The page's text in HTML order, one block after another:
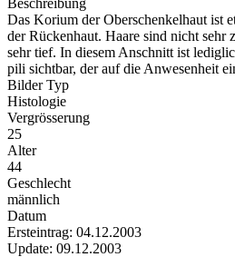
Das Korium der Oberschenkelhaut ist
der Rückenhaut. Haare sind nicht sehr
sehr tief. In diesem Anschnitt ist
pili sichtbar, der auf die Anwesenheit
Bilder Typ
Histologie
Vergrösserung
25
Alter
44
Geschlecht
männlich
Datum
Ersteintrag: 04.12.2003
Update: 09.12.2003